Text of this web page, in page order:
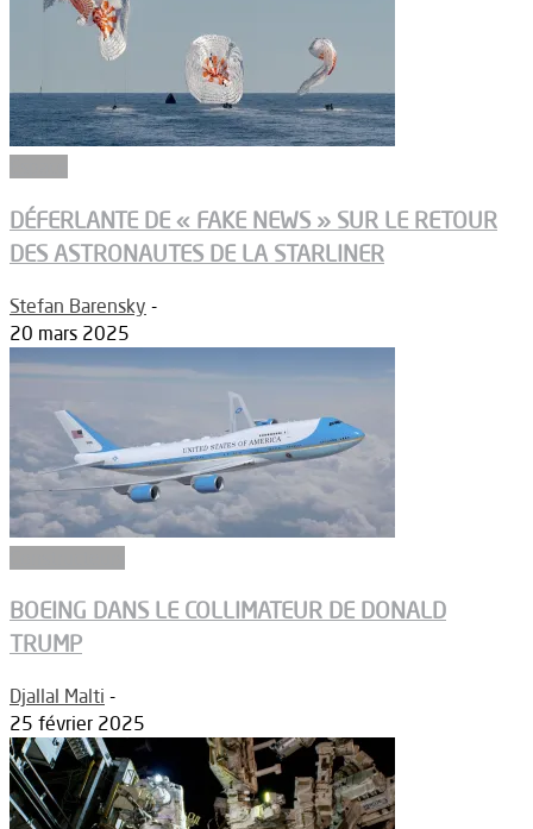
DÉFERLANTE DE « FAKE NEWS » SUR LE RETOUR
DES ASTRONAUTES DE LA STARLINER
Stefan Barensky -
20 mars 2025
BOEING DANS LE COLLIMATEUR DE DONALD
TRUMP
Djallal Malti -
25 février 2025